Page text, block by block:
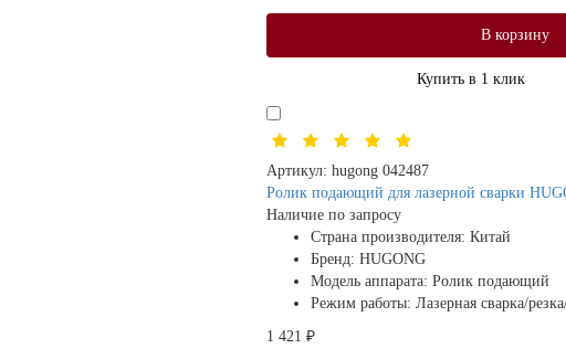
В корзину
Купить в 1 клик
Артикул: hugong 042487
Ролик подающий для лазерной сварки
Наличие по запросу
Страна производителя: Китай
Бренд: HUGONG
Модель аппарата: Ролик подающий
Режим работы: Лазерная сварка/
1 421 ₽